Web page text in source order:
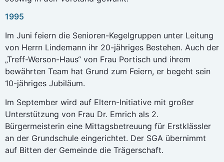
1995
Im Juni feiern die Senioren-Kegelgruppen unter Leitung
von Herrn Lindemann ihr 20-jähriges Bestehen. Auch der
„Treff-Werson-Haus“ von Frau Portisch und ihrem
bewährten Team hat Grund zum Feiern, er begeht sein
10-jähriges Jubiläum.
Im September wird auf Eltern-Initiative mit großer
Unterstützung von Frau Dr. Emrich als 2.
Bürgermeisterin eine Mittagsbetreuung für Erstklässler
an der Grundschule eingerichtet. Der SGA übernimmt
auf Bitten der Gemeinde die Trägerschaft.